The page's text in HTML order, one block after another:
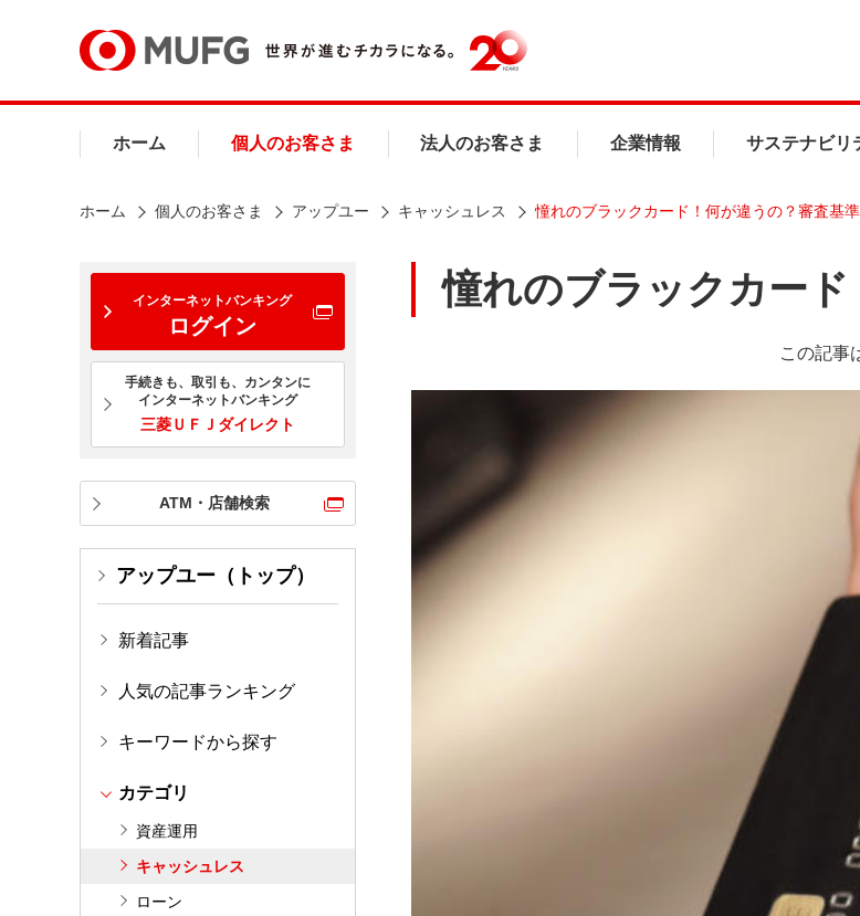
ホーム 個人のお客さま 法人のお客さま 企業情報 サステナビリ
ホーム 個人のお客さま アップユー キャッシュレス 憧れのブラックカード！何が違うの？審査基
インターネットバンキング
ログイン
手続きも、取引も、カンタンに
インターネットバンキング
三菱ＵＦＪダイレクト
ATM・店舗検索
アップユー（トップ）
新着記事
人気の記事ランキング
キーワードから探す
カテゴリ
資産運用
キャッシュレス
ローン
憧れのブラックカード
この記事